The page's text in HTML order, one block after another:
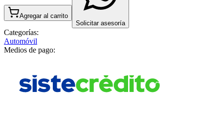
Agregar al carrito
Solicitar asesoría
Categorías:
Automóvil
Medios de pago: